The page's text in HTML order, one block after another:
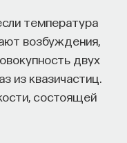
температура
возбуждения,
двух
из квазичастиц.
состоящей